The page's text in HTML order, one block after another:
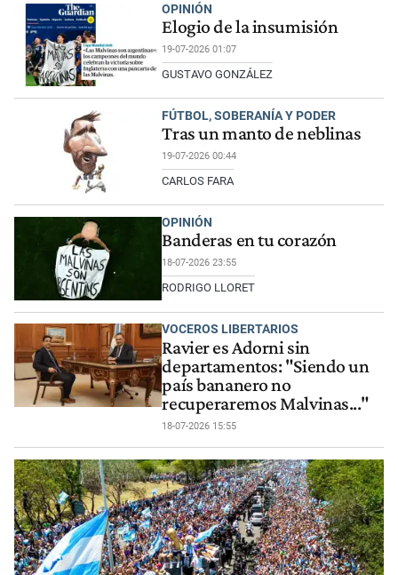
OPINIÓN
Elogio de la insumisión
19-07-2026 01:07
GUSTAVO GONZÁLEZ
FÚTBOL, SOBERANÍA Y PODER
Tras un manto de neblinas
19-07-2026 00:44
CARLOS FARA
OPINIÓN
Banderas en tu corazón
18-07-2026 23:55
RODRIGO LLORET
VOCEROS LIBERTARIOS
Ravier es Adorni sin
departamentos: "Siendo un
país bananero no
recuperaremos Malvinas..."
18-07-2026 15:55